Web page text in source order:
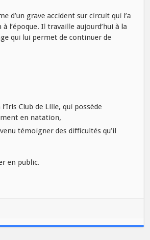
d’un grave accident sur circuit qui l’a
l’époque. Il travaille aujourd’hui à la
qui lui permet de continuer de
Club de Lille, qui possède
en natation,
témoigner des difficultés qu’il
en public.